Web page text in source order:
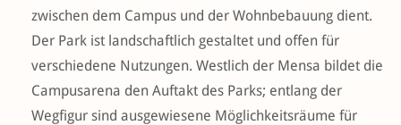
zwischen dem Campus und der Wohnbebauung dient.
Der Park ist landschaftlich gestaltet und offen für
verschiedene Nutzungen. Westlich der Mensa bildet die
Campusarena den Auftakt des Parks; entlang der
Wegfigur sind ausgewiesene Möglichkeitsräume für